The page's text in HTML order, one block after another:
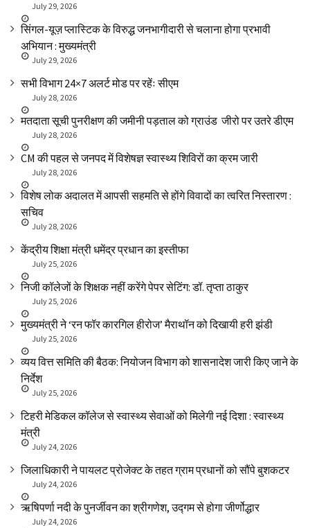
July 29, 2026
सिंगल-यूज़ प्लास्टिक के विरुद्ध जनभागीदारी से चलाना होगा प्रभावी
अभियान : मुख्यमंत्री
July 29, 2026
सभी विभाग 24×7 अलर्ट मोड पर रहेंः सीएम
July 28, 2026
मतदाता सूची पुनरीक्षण की जमीनी पड़ताल को ग्राउंड जीरो पर उतरे डीएम
July 28, 2026
CM की पहल से जनपद में विशेषज्ञ स्वास्थ्य शिविरों का क्रम जारी
July 28, 2026
विशेष लोक अदालत में आपसी सहमति से होंगे विवादों का त्वरित निस्तारण :
सचिव
July 28, 2026
केंद्रीय शिक्षा मंत्री धमेंद्र प्रधान का इस्तीफा
July 25, 2026
निजी कॉलेजों के शिक्षक नहीं करेंगे पेपर सेटिंग: डॉ. तृप्ता ठाकुर
July 25, 2026
मुख्यमंत्री ने ‘रन फॉर कारगिल हीरोज’ मैराथॉन को दिखायी हरी झंडी
July 25, 2026
व्यय वित्त समिति की बैठक: नियोजन विभाग को शासनादेश जारी किए जाने के
निर्देश
July 25, 2026
टिहरी मेडिकल कॉलेज से स्वास्थ्य सेवाओं को मिलेगी नई दिशा : स्वास्थ्य
मंत्री
July 24, 2026
जिलाधिकारी ने पायलट प्रोजेक्ट के तहत ग्राम प्रधानों को सौंपे बुशकटर
July 24, 2026
ऋषिपर्णा नदी के पुनर्जीवन का श्रीगणेश, उद्गम से होगा जीर्णोद्धार
July 24, 2026